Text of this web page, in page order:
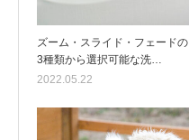
ズーム・スライド・フェードの
3種類から選択可能な洗…
2022.05.22